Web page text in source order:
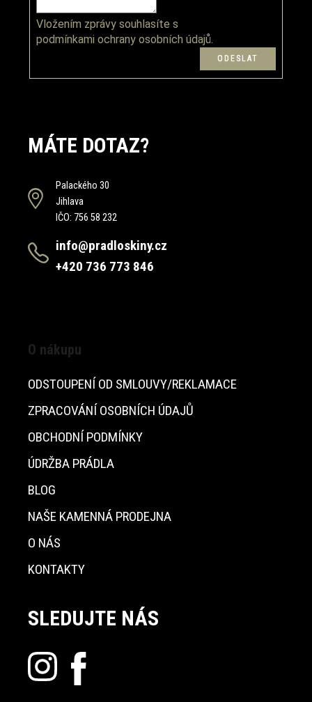
Vložením zprávy souhlasíte s
podmínkami ochrany osobních údajů.
MÁTE DOTAZ?
Palackého 30
Jihlava
IČO: 756 58 232
info@pradloskiny.cz
+420 736 773 846
O nákupu
ODSTOUPENÍ OD SMLOUVY/REKLAMACE
ZPRACOVÁNÍ OSOBNÍCH ÚDAJŮ
OBCHODNÍ PODMÍNKY
ÚDRŽBA PRÁDLA
BLOG
NAŠE KAMENNÁ PRODEJNA
O NÁS
KONTAKTY
SLEDUJTE NÁS